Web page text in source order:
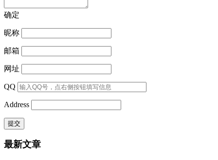
确定
昵称
邮箱
网址
QQ
Address
最新文章